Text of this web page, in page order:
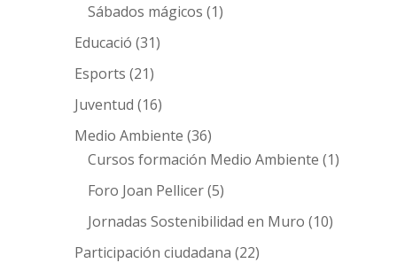
Sábados mágicos (1)
Educació (31)
Esports (21)
Juventud (16)
Medio Ambiente (36)
Cursos formación Medio Ambiente (1)
Foro Joan Pellicer(5)
Jornadas Sostenibilidad en Muro (10)
Participación ciudadana (22)